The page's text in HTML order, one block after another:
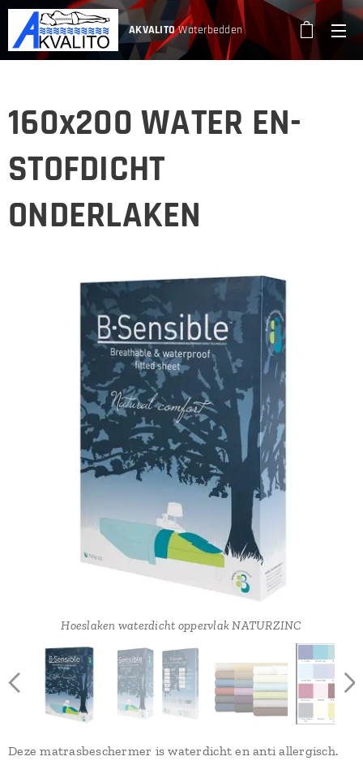
AKVALITOWaterbedden
160x200 WATER EN-
STOFDICHT
ONDERLAKEN
Hoeslaken waterdicht oppervlak NATURZINC
Deze matrasbeschermer is waterdicht en anti allergisch.